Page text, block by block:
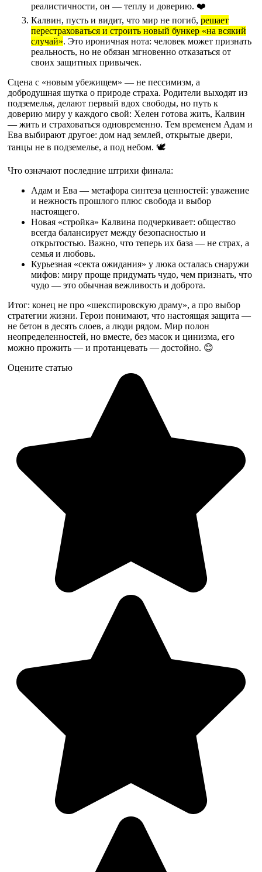
реалистичности, он — теплу и доверию. ❤️
Калвин, пусть и видит, что мир не погиб, решает
перестраховаться и строить новый бункер «на всякий
случай». Это ироничная нота: человек может признать
реальность, но не обязан мгновенно отказаться от
своих защитных привычек.
Сцена с «новым убежищем» — не пессимизм, а
добродушная шутка о природе страха. Родители выходят из
подземелья, делают первый вдох свободы, но путь к
доверию миру у каждого свой: Хелен готова жить, Калвин
— жить и страховаться одновременно. Тем временем Адам и
Ева выбирают другое: дом над землей, открытые двери,
танцы не в подземелье, а под небом. 🕊️
Что означают последние штрихи финала:
Адам и Ева — метафора синтеза ценностей: уважение
и нежность прошлого плюс свобода и выбор
настоящего.
Новая «стройка» Калвина подчеркивает: общество
всегда балансирует между безопасностью и
открытостью. Важно, что теперь их база — не страх, а
семья и любовь.
Курьезная «секта ожидания» у люка осталась снаружи
мифов: миру проще придумать чудо, чем признать, что
чудо — это обычная вежливость и доброта.
Итог: конец не про «шекспировскую драму», а про выбор
стратегии жизни. Герои понимают, что настоящая защита —
не бетон в десять слоев, а люди рядом. Мир полон
неопределенностей, но вместе, без масок и цинизма, его
можно прожить — и протанцевать — достойно. 😊
Оцените статью